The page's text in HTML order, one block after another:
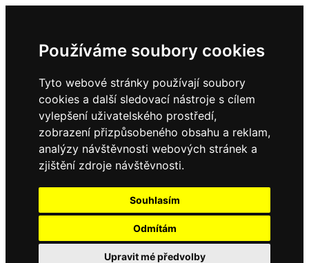
Používáme soubory cookies
Tyto webové stránky používají soubory
cookies a další sledovací nástroje s cílem
vylepšení uživatelského prostředí,
zobrazení přizpůsobeného obsahu a reklam,
analýzy návštěvnosti webových stránek a
zjištění zdroje návštěvnosti.
Souhlasím
Odmítám
Upravit mé předvolby